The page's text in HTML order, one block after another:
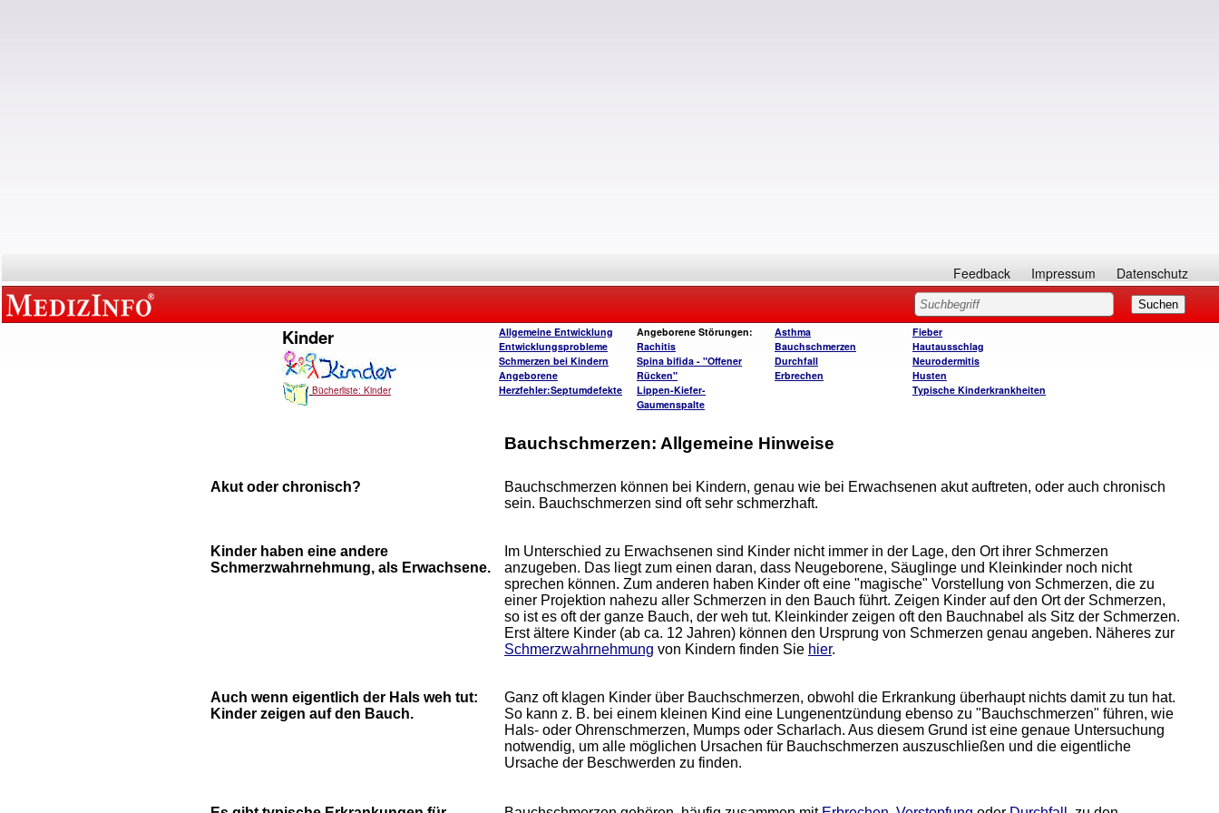
Feedback Impressum Datenschutz
Kinder
Bücherliste: Kinder
Allgemeine Entwicklung
Entwicklungsprobleme
Schmerzen bei Kindern
Angeborene
Herzfehler:Septumdefekte
Angeborene Störungen:
Rachitis
Spina bifida - "Offener
Rücken"
Lippen-Kiefer-
Gaumenspalte
Asthma
Bauchschmerzen
Durchfall
Erbrechen
Fieber
Hautausschlag
Neurodermitis
Husten
Typische Kinderkrankheiten
Bauchschmerzen: Allgemeine Hinweise
Akut oder chronisch?
Bauchschmerzen können bei Kindern, genau wie bei Erwachsenen akut auftreten, oder auch chronisch
sein. Bauchschmerzen sind oft sehr schmerzhaft.
Kinder haben eine andere
Schmerzwahrnehmung, als Erwachsene.
Im Unterschied zu Erwachsenen sind Kinder nicht immer in der Lage, den Ort ihrer Schmerzen
anzugeben. Das liegt zum einen daran, dass Neugeborene, Säuglinge und Kleinkinder noch nicht
sprechen können. Zum anderen haben Kinder oft eine "magische" Vorstellung von Schmerzen, die zu
einer Projektion nahezu aller Schmerzen in den Bauch führt. Zeigen Kinder auf den Ort der Schmerzen,
so ist es oft der ganze Bauch, der weh tut. Kleinkinder zeigen oft den Bauchnabel als Sitz der Schmerzen.
Erst ältere Kinder (ab ca. 12 Jahren) können den Ursprung von Schmerzen genau angeben. Näheres zur
Schmerzwahrnehmung von Kindern finden Sie hier.
Auch wenn eigentlich der Hals weh tut:
Kinder zeigen auf den Bauch.
Ganz oft klagen Kinder über Bauchschmerzen, obwohl die Erkrankung überhaupt nichts damit zu tun hat.
So kann z. B. bei einem kleinen Kind eine Lungenentzündung ebenso zu "Bauchschmerzen" führen, wie
Hals- oder Ohrenschmerzen, Mumps oder Scharlach. Aus diesem Grund ist eine genaue Untersuchung
notwendig, um alle möglichen Ursachen für Bauchschmerzen auszuschließen und die eigentliche
Ursache der Beschwerden zu finden.